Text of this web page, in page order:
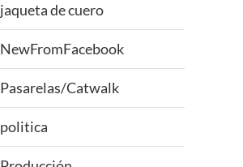
jaqueta de cuero
NewFromFacebook
Pasarelas/Catwalk
politica